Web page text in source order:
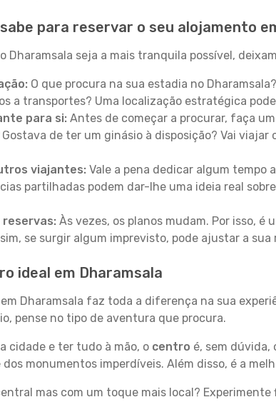
para reservar o seu alojamento
Dharamsala seja a mais tranquila possível,
O que procura na sua estadia no
a transportes? Uma localização estratégica
para si: Antes de começar a procurar, faça
de ter um ginásio à disposição? Vai
viajantes: Vale a pena dedicar algum tempo
partilhadas podem dar-lhe uma ideia real
reservas: Às vezes, os planos mudam. Por isso,
se surgir algum imprevisto, pode ajustar a
ideal em Dharamsala
Dharamsala faz toda a diferença na sua
pense no tipo de aventura que procura.
cidade e ter tudo à mão, o centro é, sem dúvida,
monumentos imperdíveis. Além disso, é a
mas com um toque mais local?